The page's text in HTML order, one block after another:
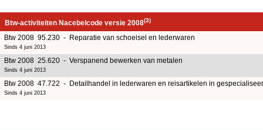
Btw-activiteiten Nacebelcode versie 2008(3)
Btw 2008 95.230 - Reparatie van schoeisel en lederwaren
Sinds 4 juni 2013
Btw 2008 25.620 - Verspanend bewerken van metalen
Sinds 4 juni 2013
Btw 2008 47.722 - Detailhandel in lederwaren en reisartikelen in
Sinds 4 juni 2013